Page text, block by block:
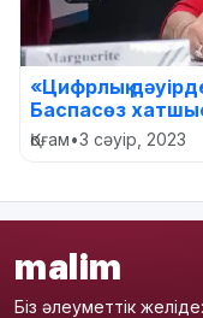
«Цифрлық
Баспасөз
Қоғам•3 сәуір, 2023
malim
Біз әлеуметтік желіде: